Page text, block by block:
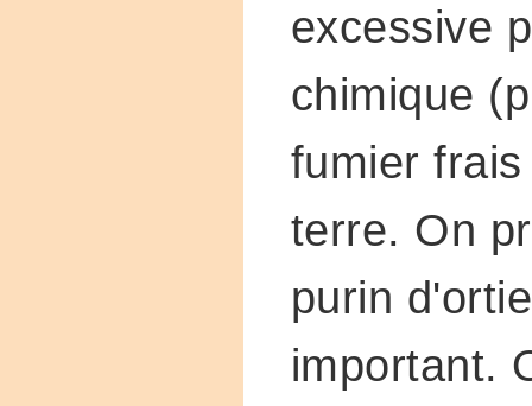
excessive
chimique
fumier
terre. On
purin
important.